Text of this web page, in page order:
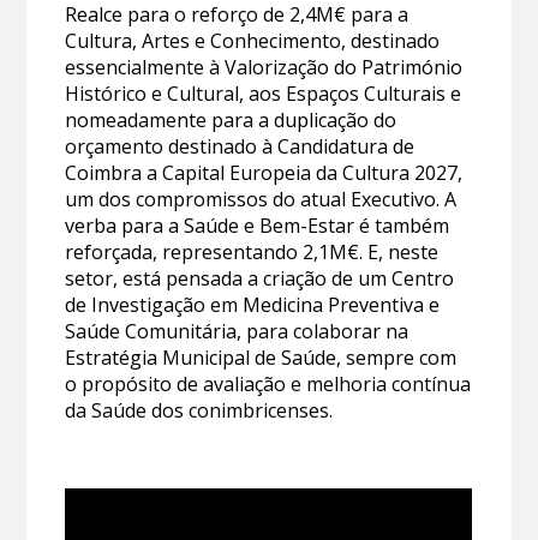
Realce para o reforço de 2,4M€ para a
Cultura, Artes e Conhecimento, destinado
essencialmente à Valorização do Património
Histórico e Cultural, aos Espaços Culturais e
nomeadamente para a duplicação do
orçamento destinado à Candidatura de
Coimbra a Capital Europeia da Cultura 2027,
um dos compromissos do atual Executivo. A
verba para a Saúde e Bem-Estar é também
reforçada, representando 2,1M€. E, neste
setor, está pensada a criação de um Centro
de Investigação em Medicina Preventiva e
Saúde Comunitária, para colaborar na
Estratégia Municipal de Saúde, sempre com
o propósito de avaliação e melhoria contínua
da Saúde dos conimbricenses.